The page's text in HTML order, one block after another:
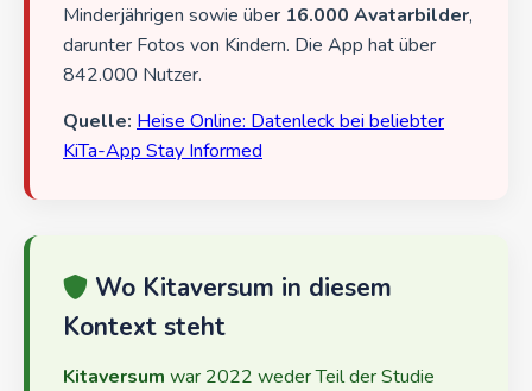
Minderjährigen sowie über 16.000 Avatarbilder,
darunter Fotos von Kindern. Die App hat über
842.000 Nutzer.
Quelle: Heise Online: Datenleck bei beliebter
KiTa-App Stay Informed
Wo Kitaversum in diesem
Kontext steht
Kitaversum war 2022 weder Teil der Studie